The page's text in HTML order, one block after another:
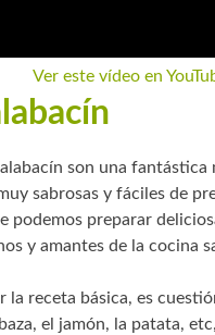
Ver este vídeo en
son una
sabrosas y fáciles de
podemos preparar
y amantes de la cocina
la receta básica, es
el jamón, la patata,